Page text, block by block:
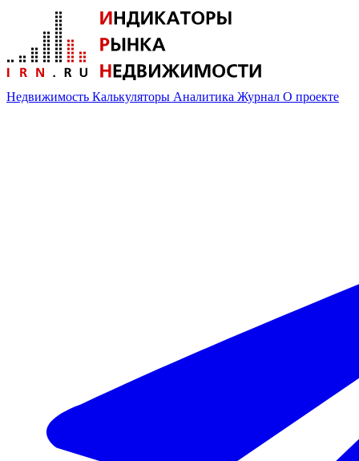
Недвижимость Калькуляторы Аналитика Журнал О проекте